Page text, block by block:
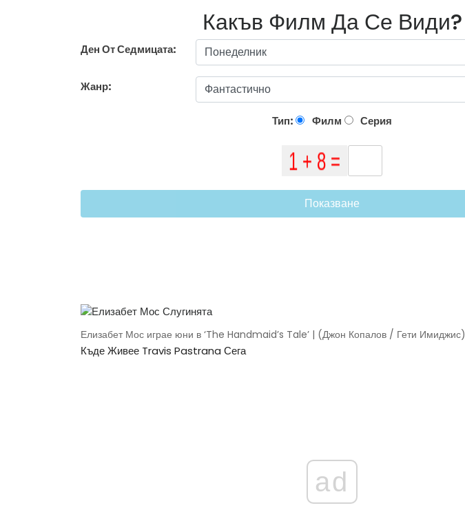
Какъв Филм Да Се Види?
Ден От Седмицата:
Жанр:
Тип: Филм Серия
Показване
Елизабет Мос играе юни в ‘The Handmaid’s Tale’ | (Джон Копалов / Гети Имиджис)
Къде Живее Travis Pastrana Сега
ad